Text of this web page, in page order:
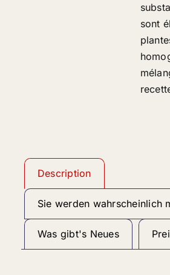
sont
Description
Sie werden wahrscheinlich
Was gibt's Neues